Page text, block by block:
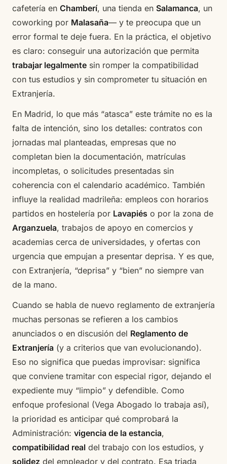
cafetería en Chamberí, una tienda en Salamanca, un
coworking por Malasaña— y te preocupa que un
error formal te deje fuera. En la práctica, el objetivo
es claro: conseguir una autorización que permita
trabajar legalmente sin romper la compatibilidad
con tus estudios y sin comprometer tu situación en
Extranjería.
En Madrid, lo que más “atasca” este trámite no es la
falta de intención, sino los detalles: contratos con
jornadas mal planteadas, empresas que no
completan bien la documentación, matrículas
incompletas, o solicitudes presentadas sin
coherencia con el calendario académico. También
influye la realidad madrileña: empleos con horarios
partidos en hostelería por Lavapiés o por la zona de
Arganzuela, trabajos de apoyo en comercios y
academias cerca de universidades, y ofertas con
urgencia que empujan a presentar deprisa. Y es que,
con Extranjería, “deprisa” y “bien” no siempre van
de la mano.
Cuando se habla de nuevo reglamento de extranjería
muchas personas se refieren a los cambios
anunciados o en discusión del Reglamento de
Extranjería (y a criterios que van evolucionando).
Eso no significa que puedas improvisar: significa
que conviene tramitar con especial rigor, dejando el
expediente muy “limpio” y defendible. Como
enfoque profesional (Vega Abogado lo trabaja así),
la prioridad es anticipar qué comprobará la
Administración: vigencia de la estancia,
compatibilidad real del trabajo con los estudios, y
solidez del empleador y del contrato. Esa triada